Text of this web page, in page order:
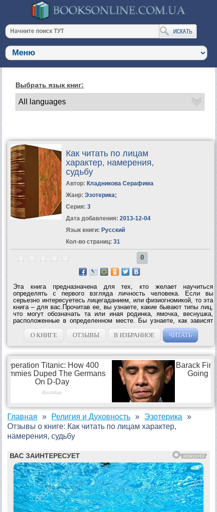
Выбрать язык книг:
Как читать по лицам
характер, намерения,
судьбу
Автор: Кладникова Серафима
Жанр: Эзотерика;
Серия: 3
Дата добавления: 2013-12-04
Язык книги: Русский
Кол-во страниц: 31
0
Эта книга предназначена для тех, кто желает научиться
определять с первого взгляда личность человека. Если вы
серьезно интересуетесь лицегаданием, или физиогномикой, то эта
книга – для вас.Прочитав ее, вы узнаете, какие бывают типы лиц,
что могут обозначать та или иная родинка, ямочка, веснушка,
расположенные в определенном месте. Бы узнаете, как зависят
черты лица от темперамента и характера человека и многое–
многое...О КНИГЕ ОТЗЫВЫ В ИЗБРАННОЕ ЧИТАТЬ
Главная Религия и Духовность
Эзотерика
Отзывы о книге: Как читать по лицам характер,
намерения, судьбу